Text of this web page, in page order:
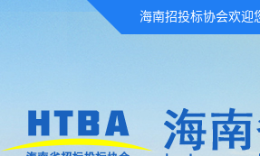
海南招投标协会欢迎